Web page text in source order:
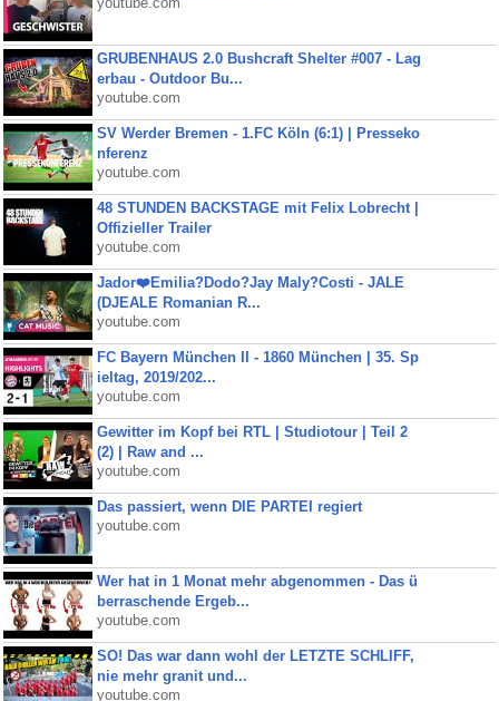
youtube.com
GRUBENHAUS 2.0 Bushcraft Shelter #007 - Lag
erbau - Outdoor Bu...
youtube.com
SV Werder Bremen - 1.FC Köln (6:1) | Presseko
nferenz
youtube.com
48 STUNDEN BACKSTAGE mit Felix Lobrecht |
Offizieller Trailer
youtube.com
Jador❤️Emilia?Dodo?Jay Maly?Costi - JALE
(DJEALE Romanian R...
youtube.com
FC Bayern München II - 1860 München | 35. Sp
ieltag, 2019/202...
youtube.com
Gewitter im Kopf bei RTL | Studiotour | Teil 2
(2) | Raw and ...
youtube.com
Das passiert, wenn DIE PARTEI regiert
youtube.com
Wer hat in 1 Monat mehr abgenommen - Das ü
berraschende Ergeb...
youtube.com
SO! Das war dann wohl der LETZTE SCHLIFF,
nie mehr granit und...
youtube.com